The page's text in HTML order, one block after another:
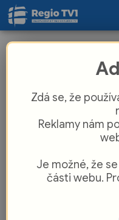
naučné stezky
Zdá se, že
Reklamy nám
Je možné, že
části webu.